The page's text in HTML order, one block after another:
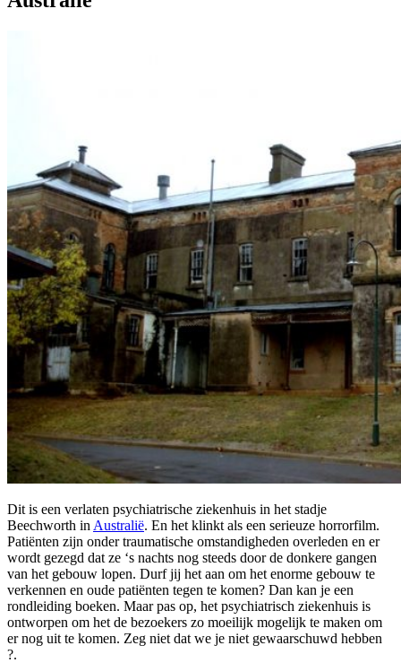
Dit is een verlaten psychiatrische ziekenhuis in het stadje
Beechworth in Australië. En het klinkt als een serieuze horrorfilm.
Patiënten zijn onder traumatische omstandigheden overleden en er
wordt gezegd dat ze ‘s nachts nog steeds door de donkere gangen
van het gebouw lopen. Durf jij het aan om het enorme gebouw te
verkennen en oude patiënten tegen te komen? Dan kan je een
rondleiding boeken. Maar pas op, het psychiatrisch ziekenhuis is
ontworpen om het de bezoekers zo moeilijk mogelijk te maken om
er nog uit te komen. Zeg niet dat we je niet gewaarschuwd hebben
?.